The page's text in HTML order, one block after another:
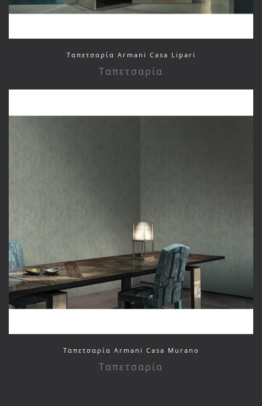
Ταπετσαρία Armani Casa Lipari
Ταπετσαρία
Ταπετσαρία Armani Casa Murano
Ταπετσαρία